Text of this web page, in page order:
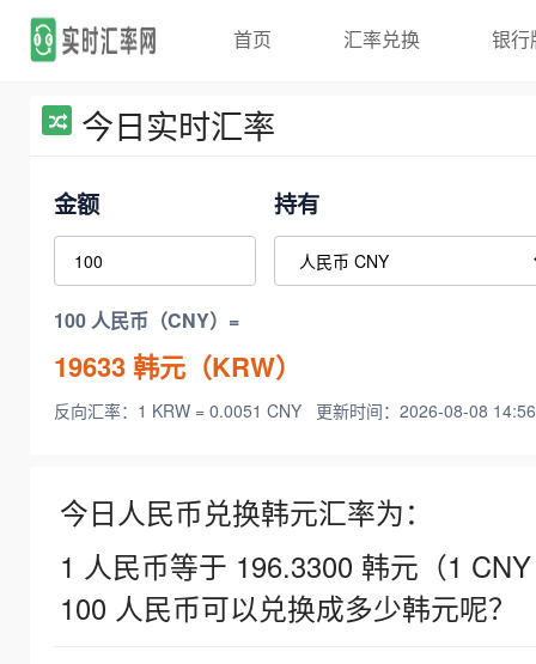
首页 汇率兑换 银行
今日实时汇率
金额 持有
100 人民币（CNY）=
19633韩元（KRW）
反向汇率：1 KRW = 0.0051 CNY 更新时间：2026-08-08
今日人民币兑换韩元汇率为：
1 人民币等于 196.3300 韩元（1
100 人民币可以兑换成多少韩元呢？